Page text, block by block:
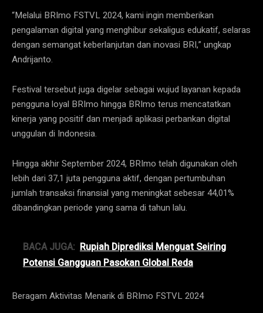
“Melalui BRImo FSTVL 2024, kami ingin memberikan
pengalaman digital yang menghibur sekaligus edukatif, selaras
dengan semangat keberlanjutan dan inovasi BRI,” ungkap
Andrijanto.
Festival tersebut juga digelar sebagai wujud layanan kepada
pengguna loyal BRImo hingga BRImo terus mencatatkan
kinerja yang positif dan menjadi aplikasi perbankan digital
unggulan di Indonesia.
Hingga akhir September 2024, BRImo telah digunakan oleh
lebih dari 37,1 juta pengguna aktif, dengan pertumbuhan
jumlah transaksi finansial yang meningkat sebesar 44,01%
dibandingkan periode yang sama di tahun lalu.
BACA JUGA: Rupiah Diprediksi Menguat Seiring
Potensi Gangguan Pasokan Global Reda
Beragam Aktivitas Menarik di BRImo FSTVL 2024